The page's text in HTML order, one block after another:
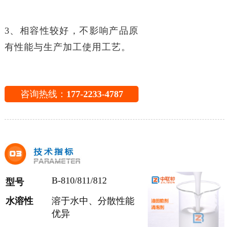
3、相容性较好，不影响产品原
有性能与生产加工使用工艺。
咨询热线： 177-2233-4787
型号
B-810/811/812
水溶性
溶于水中、分散性能
优异